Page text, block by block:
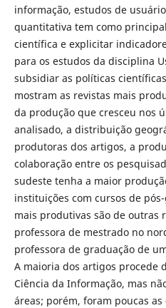
informação, estudos de
quantitativa tem como
científica e explicitar
para os estudos da disciplina
subsidiar as políticas
mostram as revistas mais
da produção que cresceu nos
analisado, a distribuição
produtoras dos artigos, a
colaboração entre os
sudeste tenha a maior
instituições com cursos de
mais produtivas são de outras
professora de mestrado no
professora de graduação de
A maioria dos artigos procede
Ciência da Informação, mas
áreas; porém, foram poucas